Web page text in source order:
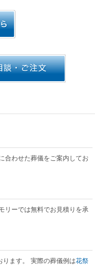
合わせた葬儀をご案内してお
リーでは無料でお見積りを承
ます。 実際の葬儀例は花祭